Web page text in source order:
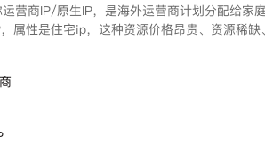
营商IP/原生IP，是海外运营商计划分配给家
属性是住宅ip，这种资源价格昂贵、资源稀缺